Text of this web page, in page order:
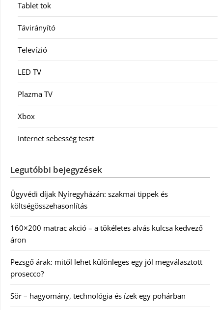
Tablet tok
Távirányító
Televízió
LED TV
Plazma TV
Xbox
Internet sebesség teszt
Legutóbbi bejegyzések
Ügyvédi díjak Nyíregyházán: szakmai tippek és
költségösszehasonlítás
160×200 matrac akció – a tökéletes alvás kulcsa kedvező
áron
Pezsgő árak: mitől lehet különleges egy jól megválasztott
prosecco?
Sör – hagyomány, technológia és ízek egy pohárban